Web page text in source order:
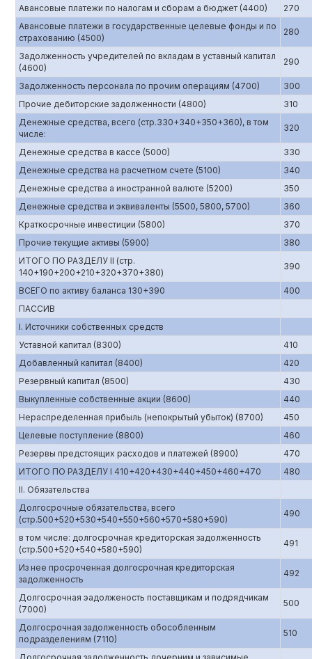
Авансовые платежи по налогам и сборам а бюджет (4400)
270
Авансовые платежи в государственные целевые фонды и по
страхованию (4500)
280
Задолженность учредителей по вкладам в уставный капитал
(4600)
290
Задолженность персонала по прочим операциям (4700)
300
Прочие дебиторские задолженности (4800)
310
Денежные средства, всего (стр.330+340+350+360), в том
числе:
320
Денежные средства в кассе (5000)
330
Денежные средства на расчетном счете (5100)
340
Денежные средства а иностранной валюте (5200)
350
Денежные средства и эквиваленты (5500, 5800, 5700)
360
Краткосрочные инвестиции (5800)
370
Прочие текущие активы (5900)
380
ИТОГО ПО РАЗДЕЛУ II (стр.
140+190+200+210+320+370+380)
390
ВСЕГО по активу баланса 130+390
400
ПАССИВ
I. Источники собственных средств
Уставной капитал (8300)
410
Добавленный капитал (8400)
420
Резервный капитал (8500)
430
Выкупленные собственные акции (8600)
440
Нераспределенная прибыль (непокрытый убыток) (8700)
450
Целевые поступление (8800)
460
Резервы предстоящих расходов и платежей (8900)
470
ИТОГО ПО РАЗДЕЛУ I 410+420+430+440+450+460+470
480
II. Обязательства
Долгосрочные обязательства, всего
(стр.500+520+530+540+550+560+570+580+590)
490
в том числе: долгосрочная кредиторская задолженность
(стр.500+520+540+580+590)
491
Из нее просроченная долгосрочная кредиторская
задолженность
492
Долгосрочная эадолженость поставщикам и подрядчикам
(7000)
500
Долгосрочная задолженность обособленным
подразделениям (7110)
510